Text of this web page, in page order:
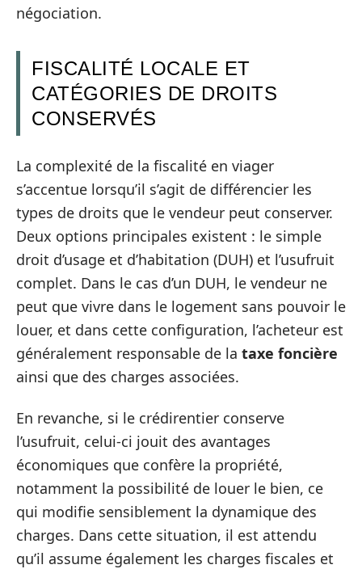
négociation.
FISCALITÉ LOCALE ET
CATÉGORIES DE DROITS
CONSERVÉS
La complexité de la fiscalité en viager
s’accentue lorsqu’il s’agit de différencier les
types de droits que le vendeur peut conserver.
Deux options principales existent : le simple
droit d’usage et d’habitation (DUH) et l’usufruit
complet. Dans le cas d’un DUH, le vendeur ne
peut que vivre dans le logement sans pouvoir le
louer, et dans cette configuration, l’acheteur est
généralement responsable de la taxe foncière
ainsi que des charges associées.
En revanche, si le crédirentier conserve
l’usufruit, celui-ci jouit des avantages
économiques que confère la propriété,
notamment la possibilité de louer le bien, ce
qui modifie sensiblement la dynamique des
charges. Dans cette situation, il est attendu
qu’il assume également les charges fiscales et